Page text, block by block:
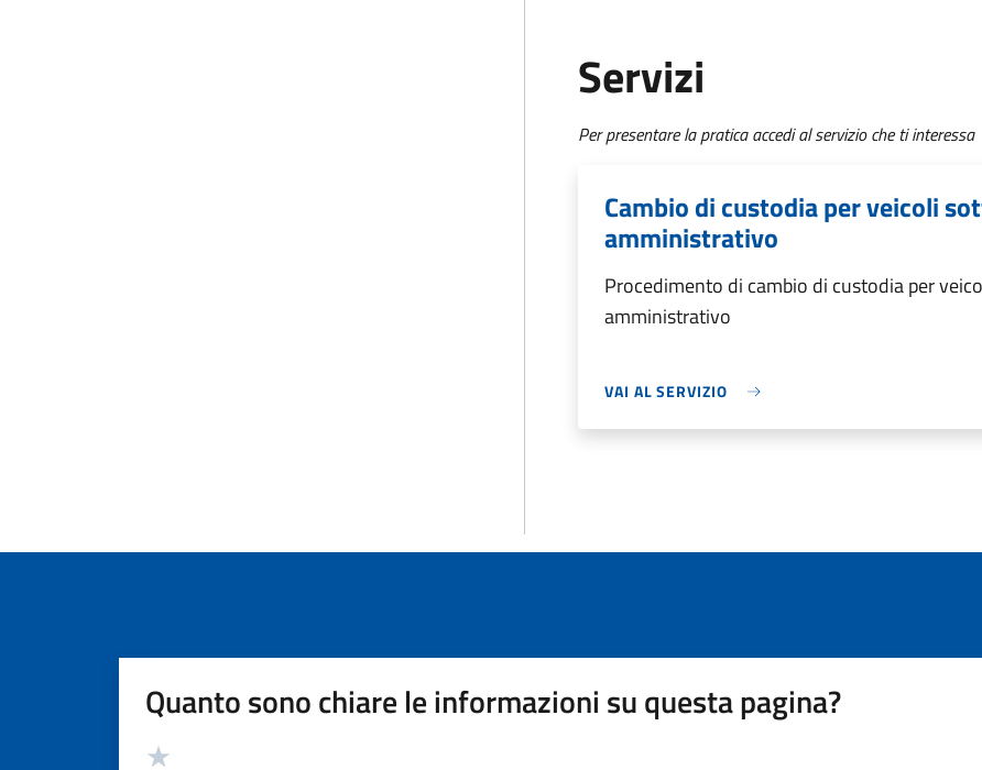
Servizi
Per presentare la pratica accedi al servizio che ti interessa
Cambio di custodia per veicoli
amministrativo
Procedimento di cambio di custodia per
amministrativo
VAI AL SERVIZIO
Quanto sono chiare le informazioni su questa pagina?
Valutazione